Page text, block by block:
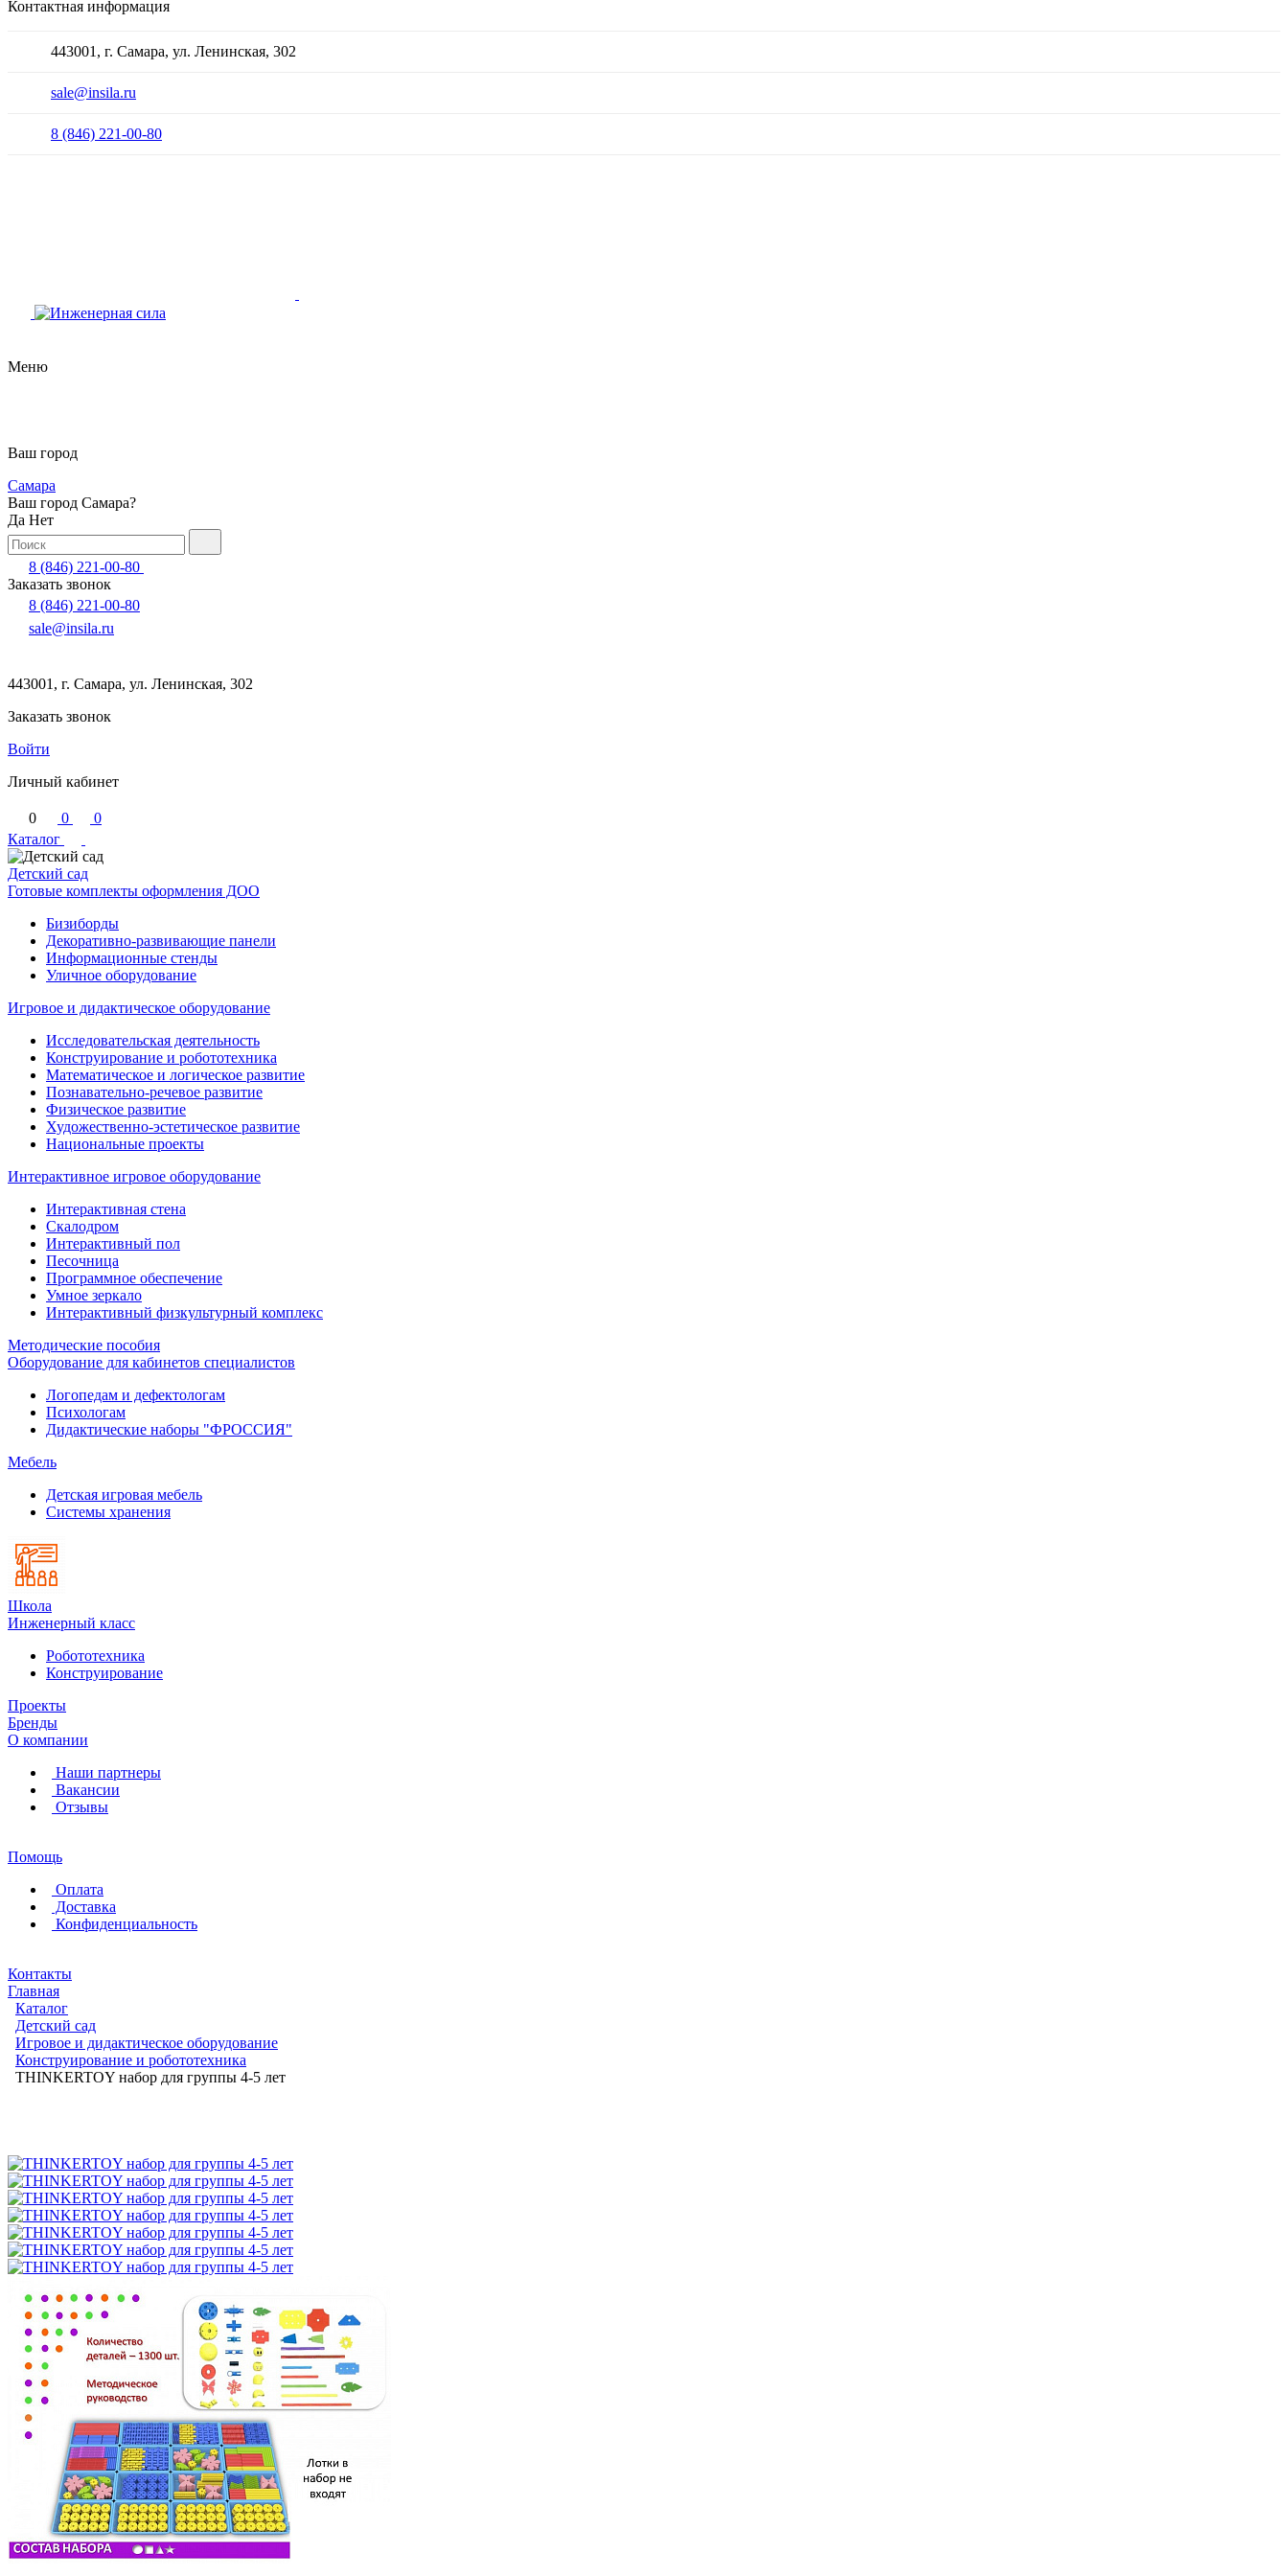
Контактная информация
443001, г. Самара, ул. Ленинская, 302
sale@insila.ru
8 (846) 221-00-80
Меню
Ваш город
Самара
Ваш город Самара?
Да Нет
8 (846) 221-00-80
Заказать звонок
8 (846) 221-00-80
sale@insila.ru
443001, г. Самара, ул. Ленинская, 302
Заказать звонок
Войти
Личный кабинет
0 0
0
Каталог
Детский сад
Готовые комплекты оформления ДОО
Бизиборды
Декоративно-развивающие панели
Информационные стенды
Уличное оборудование
Игровое и дидактическое оборудование
Исследовательская деятельность
Конструирование и робототехника
Математическое и логическое развитие
Познавательно-речевое развитие
Физическое развитие
Художественно-эстетическое развитие
Национальные проекты
Интерактивное игровое оборудование
Интерактивная стена
Скалодром
Интерактивный пол
Песочница
Программное обеспечение
Умное зеркало
Интерактивный физкультурный комплекс
Методические пособия
Оборудование для кабинетов специалистов
Логопедам и дефектологам
Психологам
Дидактические наборы "ФРОССИЯ"
Мебель
Детская игровая мебель
Системы хранения
Школа
Инженерный класс
Робототехника
Конструирование
Проекты
Бренды
О компании
Наши партнеры
Вакансии
Отзывы
Помощь
Оплата
Доставка
Конфиденциальность
Контакты
Главная
Каталог
Детский сад
Игровое и дидактическое оборудование
Конструирование и робототехника
THINKERTOY набор для группы 4-5 лет